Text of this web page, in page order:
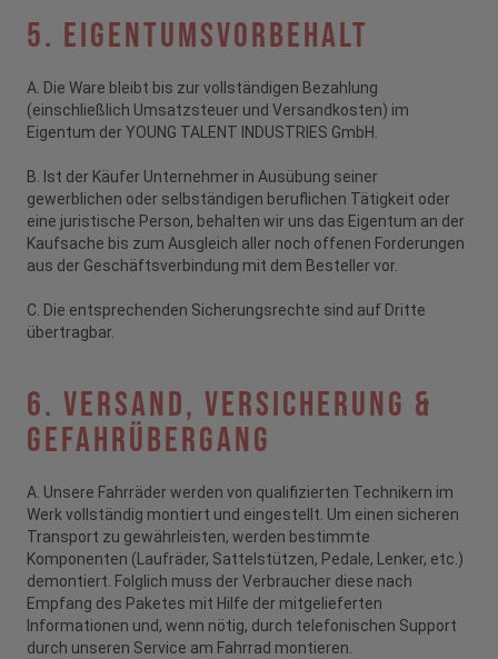
5. Eigentumsvorbehalt
A. Die Ware bleibt bis zur vollständigen Bezahlung
(einschließlich Umsatzsteuer und Versandkosten) im
Eigentum der YOUNG TALENT INDUSTRIES GmbH.
B. Ist der Käufer Unternehmer in Ausübung seiner
gewerblichen oder selbständigen beruflichen Tätigkeit oder
eine juristische Person, behalten wir uns das Eigentum an der
Kaufsache bis zum Ausgleich aller noch offenen Forderungen
aus der Geschäftsverbindung mit dem Besteller vor.
C. Die entsprechenden Sicherungsrechte sind auf Dritte
übertragbar.
6. Versand, Versicherung &
Gefahrübergang
A. Unsere Fahrräder werden von qualifizierten Technikern im
Werk vollständig montiert und eingestellt. Um einen sicheren
Transport zu gewährleisten, werden bestimmte
Komponenten (Laufräder, Sattelstützen, Pedale, Lenker, etc.)
demontiert. Folglich muss der Verbraucher diese nach
Empfang des Paketes mit Hilfe der mitgelieferten
Informationen und, wenn nötig, durch telefonischen Support
durch unseren Service am Fahrrad montieren.